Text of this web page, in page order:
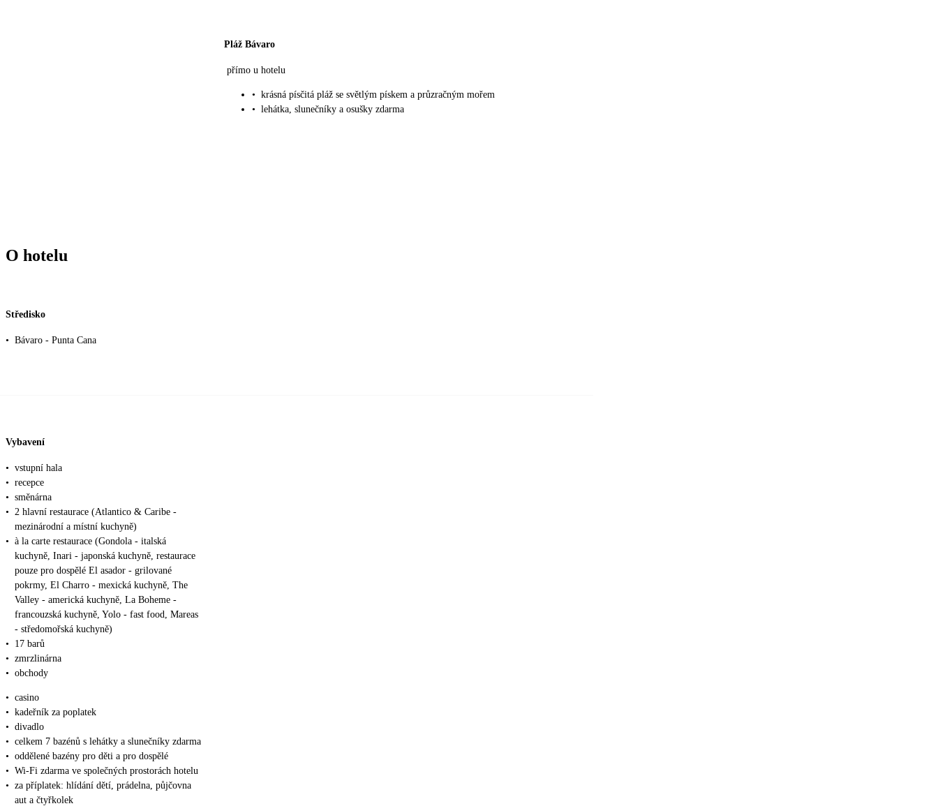
Pláž Bávaro
přímo u hotelu
• krásná písčitá pláž se světlým pískem a průzračným mořem
• lehátka, slunečníky a osušky zdarma
O hotelu
Středisko
• Bávaro - Punta Cana
Vybavení
• vstupní hala
• recepce
• směnárna
• 2 hlavní restaurace (Atlantico & Caribe -
mezinárodní a místní kuchyně)
• à la carte restaurace (Gondola - italská
kuchyně, Inari - japonská kuchyně, restaurace
pouze pro dospělé El asador - grilované
pokrmy, El Charro - mexická kuchyně, The
Valley - americká kuchyně, La Boheme -
francouzská kuchyně, Yolo - fast food, Mareas
- středomořská kuchyně)
•
17 barů
• zmrzlinárna
• obchody
• casino
• kadeřník za poplatek
• divadlo
• celkem 7 bazénů s lehátky a slunečníky zdarma
• oddělené bazény pro děti a pro dospělé
• Wi-Fi zdarma ve společných prostorách hotelu
• za příplatek: hlídání dětí, prádelna, půjčovna
aut a čtyřkolek